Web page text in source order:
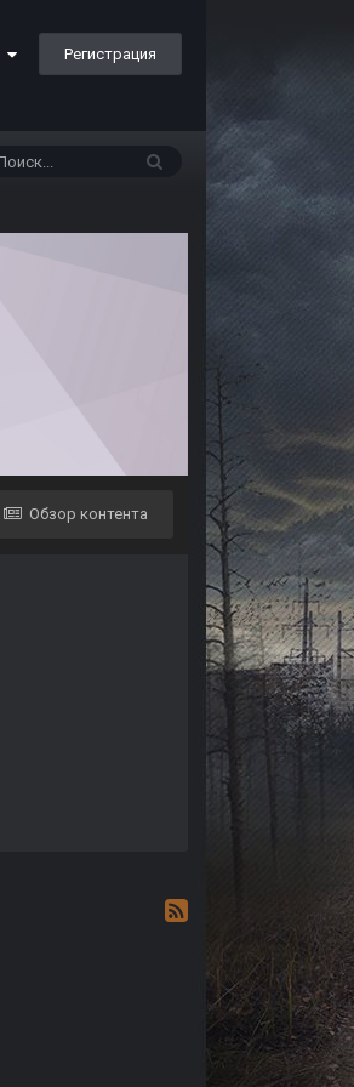
Регистрация
Обзор контента